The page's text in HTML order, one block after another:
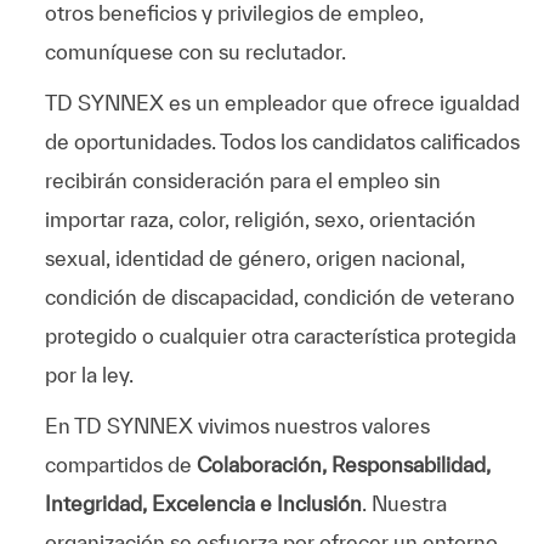
otros beneficios y privilegios de empleo,
comuníquese con su reclutador.
TD SYNNEX es un empleador que ofrece igualdad
de oportunidades. Todos los candidatos calificados
recibirán consideración para el empleo sin
importar raza, color, religión, sexo, orientación
sexual, identidad de género, origen nacional,
condición de discapacidad, condición de veterano
protegido o cualquier otra característica protegida
por la ley.
En TD SYNNEX vivimos nuestros valores
compartidos de Colaboración, Responsabilidad,
Integridad, Excelencia e Inclusión. Nuestra